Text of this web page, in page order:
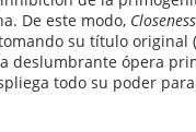
De este modo, Closeness
su título original (
deslumbrante ópera
todo su poder